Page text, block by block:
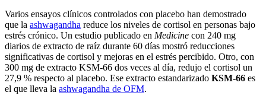
Varios ensayos clínicos controlados con placebo han demostrado
que la ashwagandha reduce los niveles de cortisol en personas bajo
estrés crónico. Un estudio publicado en Medicine con 240 mg
diarios de extracto de raíz durante 60 días mostró reducciones
significativas de cortisol y mejoras en el estrés percibido. Otro, con
300 mg de extracto KSM-66 dos veces al día, redujo el cortisol un
27,9 % respecto al placebo. Ese extracto estandarizado KSM-66 es
el que lleva la ashwagandha de OFM.